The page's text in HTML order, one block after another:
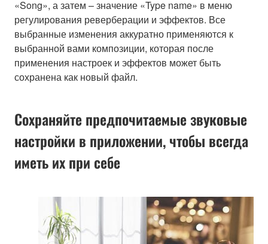
«Song», а затем – значение «Type name» в меню
регулирования реверберации и эффектов. Все
выбранные изменения аккуратно применяются к
выбранной вами композиции, которая после
применения настроек и эффектов может быть
сохранена как новый файл.
Сохраняйте предпочитаемые звуковые
настройки в приложении, чтобы всегда
иметь их при себе